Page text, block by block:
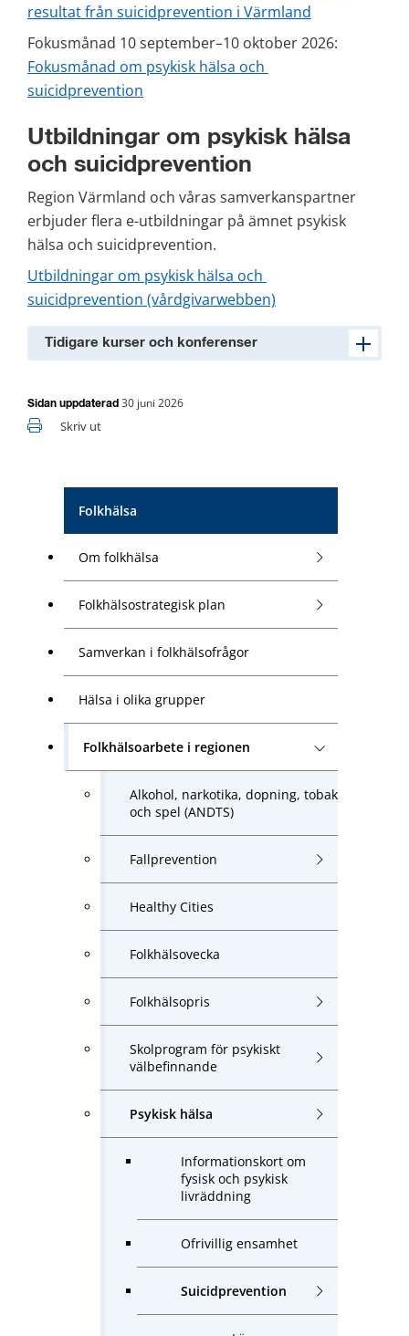
Folkhälsa
Om folkhälsa
Folkhälsostrategisk plan
Samverkan i folkhälsofrågor
Hälsa i olika grupper
Folkhälsoarbete i regionen
Alkohol, narkotika, dopning, tobak
och spel (ANDTS)
Fallprevention
Healthy Cities
Folkhälsovecka
Folkhälsopris
Skolprogram för psykiskt
välbefinnande
Psykisk hälsa
Informationskort om
fysisk och psykisk
livräddning
Ofrivillig ensamhet
Suicidprevention
resultat från suicidprevention i Värmland
Fokusmånad 10 september–10 oktober 2026:
Fokusmånad om psykisk hälsa och
suicidprevention
Utbildningar om psykisk hälsa
och suicidprevention
Region Värmland och våras samverkanspartner
erbjuder flera e-utbildningar på ämnet psykisk
hälsa och suicidprevention.
Utbildningar om psykisk hälsa och
suicidprevention (vårdgivarwebben)
Tidigare kurser och konferenser
Sidan uppdaterad 30 juni 2026
Skriv ut